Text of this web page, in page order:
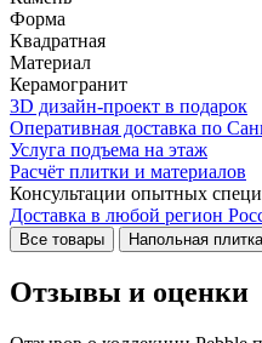
Форма
Квадратная
Материал
Керамогранит
3D дизайн-проект в подарок
Оперативная доставка по
Услуга подъема на этаж
Расчёт плитки и материалов
Консультации опытных
Доставка в любой регион
Все товары Напольная плитка
Отзывы и оценки